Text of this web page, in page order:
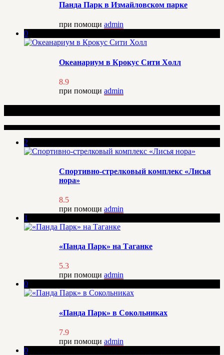
Панда Парк в Измайловском парке
при помощи admin
0
Океанариум в Крокус Сити Холл
8.9
при помощи admin
2
Спортивно-стрелковый комплекс «Лисья
нора»
8.5
при помощи admin
1
«Панда Парк» на Таганке
5.3
при помощи admin
0
«Панда Парк» в Сокольниках
7.9
при помощи admin
0